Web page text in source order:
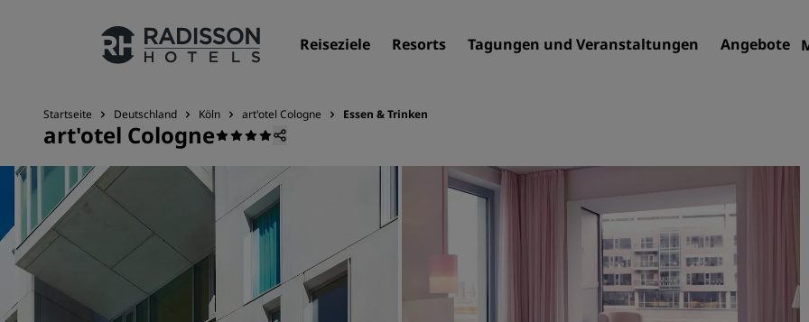
Reiseziele Resorts Tagungen und Veranstaltungen Angebote
Unsere Marken
Marken von Radisson Hotels
Resorts
Serviced Apartments
Flughafenhotels
Neue und geplante Hotels
Startseite Deutschland Köln art'otel Cologne Essen & Trinken
art'otel Cologne